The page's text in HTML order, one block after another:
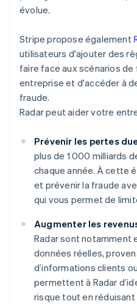
évolue.
Stripe propose également
utilisateurs d'ajouter des
faire face aux scénarios
entreprise et d'accéder à
fraude.
Radar peut aider votre
Prévenir les pertes
plus de 1 000 milliards
chaque année. À cette
et prévenir la fraude
qui vous permet de
Augmenter les
Radar sont notamment
données réelles,
d’informations clients
permettent à Radar
risque tout en